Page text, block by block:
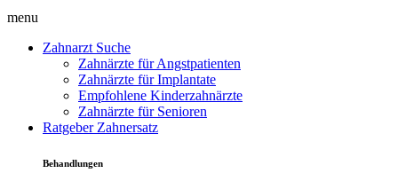
menu
Zahnarzt Suche
Zahnärzte für Angstpatienten
Zahnärzte für Implantate
Empfohlene Kinderzahnärzte
Zahnärzte für Senioren
Ratgeber Zahnersatz
Behandlungen